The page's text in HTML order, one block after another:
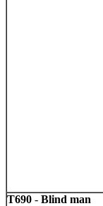
T690 - Blind man